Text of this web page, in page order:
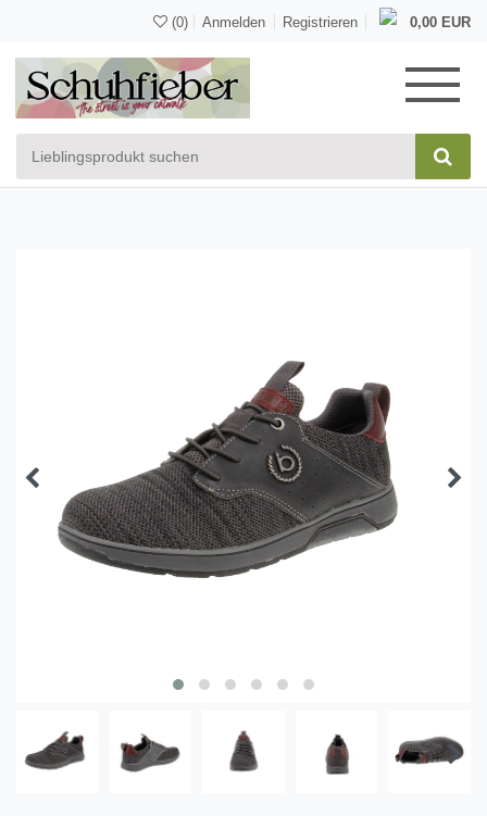
(0) Anmelden Registrieren 0,00 EUR